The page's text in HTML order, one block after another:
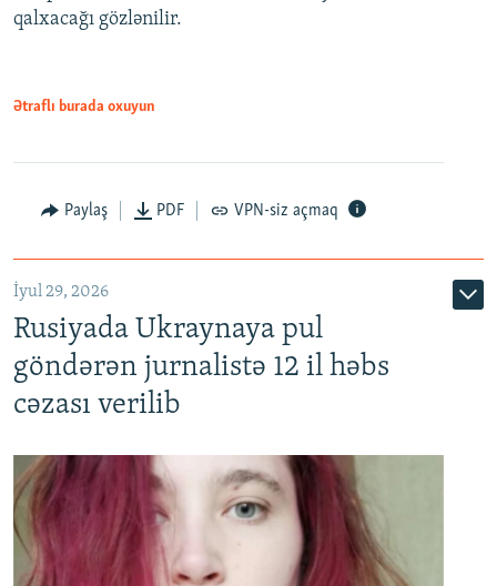
qalxacağı gözlənilir.
Ətraflı burada oxuyun
Paylaş PDF VPN-siz açmaq
İyul 29, 2026
Rusiyada Ukraynaya pul
göndərən jurnalistə 12 il həbs
cəzası verilib